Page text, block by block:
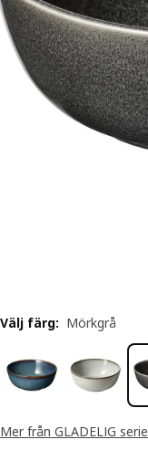
Mer från GLADELIG serie
Välj färg: Mörkgrå